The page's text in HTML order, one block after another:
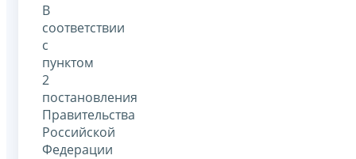
В
соответствии
с
пунктом
2
постановления
Правительства
Российской
Федерации